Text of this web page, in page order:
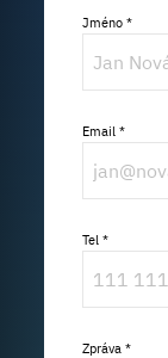
Jméno *
Email *
Tel *
Zpráva *